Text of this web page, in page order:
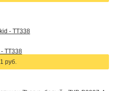
TT338
руб.